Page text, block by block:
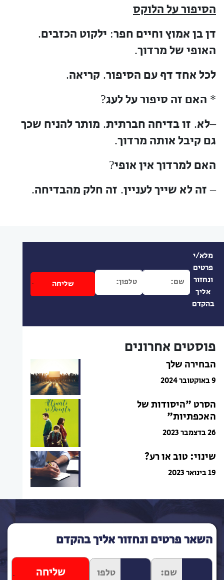
הסיפור על הלוקס
דן בן אמוץ וחיים חפר: ילקוט הכזבים.
האופי של מרדוך.
לכל אחד דף עם הסיפור. קריאה.
* האם זה סיפור על לעג?
–לא. זו בדיחה חברתית. מותר להניח שכך
גם קיבל אותה מרדוך.
האם למרדוך אין אופי?
– זה לא שייך לעניין. זה חלק מהבדיחה.
מלא/י
פרטים
ונחזור
אליך
בהקדם
פוסטים אחרונים
הבחירה שלך
9 באוקטובר 2024
הסרט "היסודות של
האכפתיות"
26 בדצמבר 2023
שינוי: טוב או רע?
19 בינואר 2023
השאר פרטים ונחזור אליך בהקדם